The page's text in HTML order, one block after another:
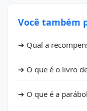
Você também
➔ Qual a
➔ O que é o livro
➔ O que é a